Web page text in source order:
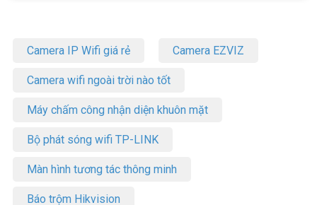
hợp cao, bạn có thể quản lý cuộc gọi một cách linh hoạt và chuyên
cao, hãy liên hệ với chúng tôi tại Vũ Hoàng Telecom. Đăng ký ngay
Thông tin gói tổng đài ảo Yeastar Cloud
Mini 5 máy nhánh
– Đầu số SIP: 2 kết nối từ các nhà mạng tại VN
Camera IP Wifi giá rẻ Camera EZVIZ
Camera wifi ngoài trời nào tốt
Máy chấm công nhận diện khuôn mặt
Bộ phát sóng wifi TP-LINK
Màn hình tương tác thông minh
Báo trộm Hikvision